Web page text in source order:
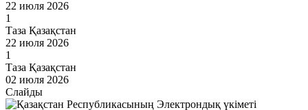
22 июля 2026
1
Таза Қазақстан
22 июля 2026
1
Таза Қазақстан
02 июля 2026
Слайды